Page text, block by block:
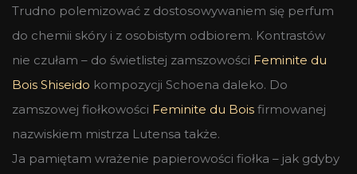
Trudno polemizować z dostosowywaniem się perfum
do chemii skóry i z osobistym odbiorem. Kontrastów
nie czułam – do świetlistej zamszowości Feminite du
Bois Shiseido kompozycji Schoena daleko. Do
zamszowej fiołkowości Feminite du Bois firmowanej
nazwiskiem mistrza Lutensa także.
Ja pamiętam wrażenie papierowości fiołka – jak gdyby